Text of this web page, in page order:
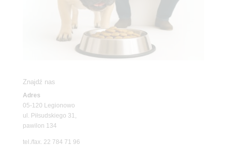
Znajdź nas
Adres
05-120 Legionowo
ul. Piłsudskiego 31,
pawilon 134
tel./fax. 22 784 71 96